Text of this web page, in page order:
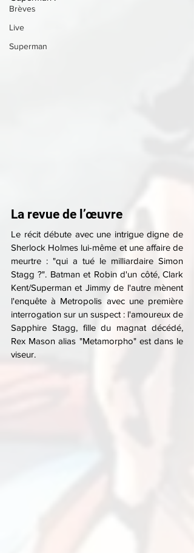
Brèves
Live
Superman
La revue de l’œuvre
Le récit débute avec une intrigue digne de
Sherlock Holmes lui-même et une affaire de
meurtre : "qui a tué le milliardaire Simon
Stagg ?". Batman et Robin d'un côté, Clark
Kent/Superman et Jimmy de l'autre mènent
l'enquête à Metropolis avec une première
interrogation sur un suspect : l'amoureux de
Sapphire Stagg, fille du magnat décédé,
Rex Mason alias "Metamorpho" est dans le
viseur.